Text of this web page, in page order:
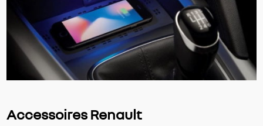
Accessoires Renault